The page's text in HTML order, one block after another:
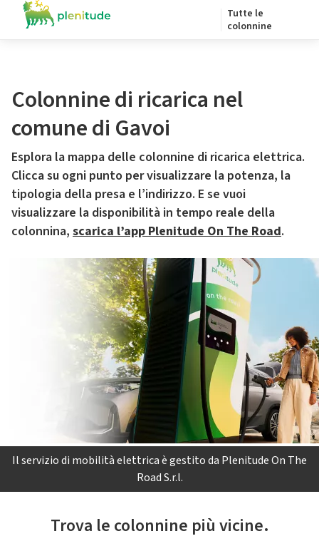
Tutte le
colonnine
Colonnine di ricarica nel
comune di Gavoi
Esplora la mappa delle colonnine di ricarica elettrica.
Clicca su ogni punto per visualizzare la potenza, la
tipologia della presa e l’indirizzo. E se vuoi
visualizzare la disponibilità in tempo reale della
colonnina, scarica l’app Plenitude On The Road.
Il servizio di mobilità elettrica è gestito da Plenitude On The
Road S.r.l.
Trova le colonnine più vicine.